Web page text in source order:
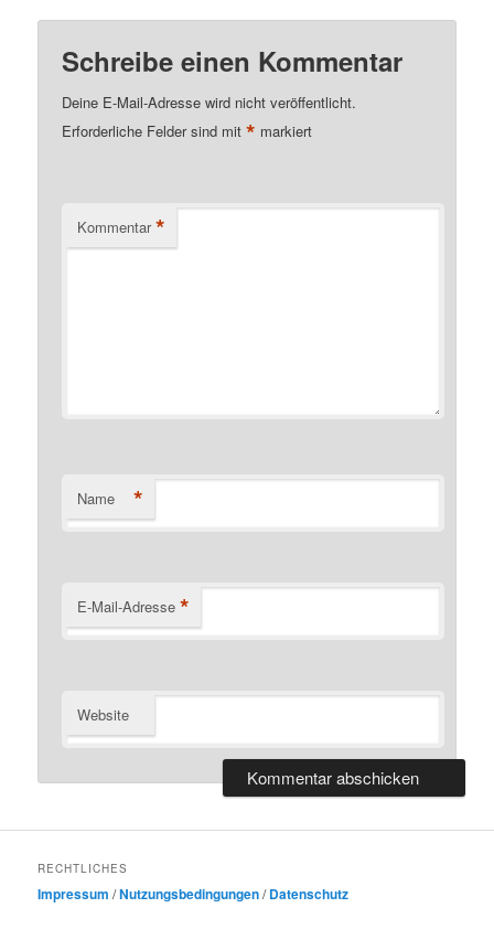
Schreibe einen Kommentar
Deine E-Mail-Adresse wird nicht veröffentlicht.
Erforderliche Felder sind mit* markiert
Kommentar *
Name *
E-Mail-Adresse *
Website
RECHTLICHES
Impressum /Nutzungsbedingungen/Datenschutz